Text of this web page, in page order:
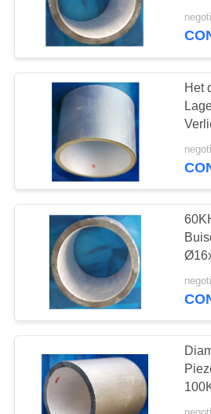
Onderwater
Ultrasone
ultrasoon
Het